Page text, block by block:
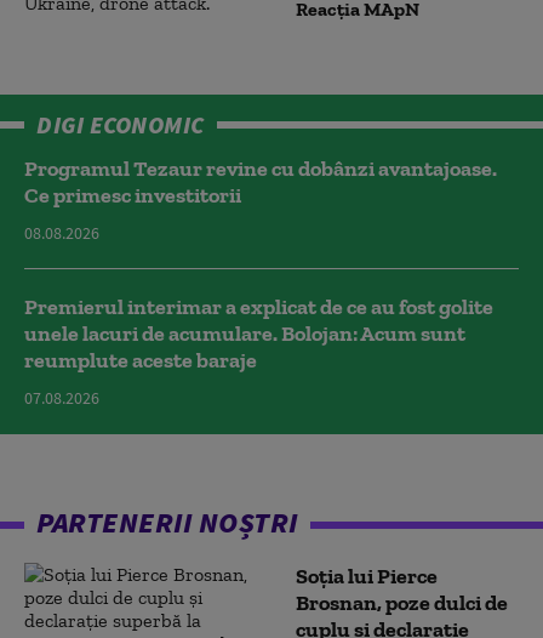
Reacția MApN
DIGI ECONOMIC
Programul Tezaur revine cu dobânzi avantajoase.
Ce primesc investitorii
08.08.2026
Premierul interimar a explicat de ce au fost golite
unele lacuri de acumulare. Bolojan: Acum sunt
reumplute aceste baraje
07.08.2026
PARTENERII NOȘTRI
Soția lui Pierce
Brosnan, poze dulci de
cuplu și declarație